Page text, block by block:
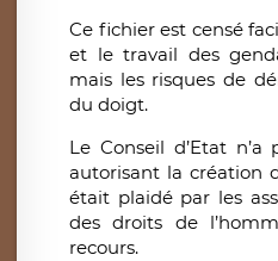
Ce fichier est censé
et le travail des
mais les risques de
du doigt.
Le Conseil d’Etat
autorisant la création
était plaidé par les
des droits de
recours.